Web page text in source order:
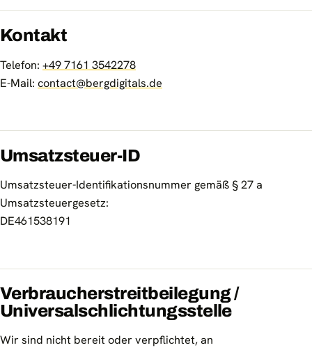
Kontakt
Telefon: +49 7161 3542278
E-Mail: contact@bergdigitals.de
Umsatzsteuer-ID
Umsatzsteuer-Identifikationsnummer gemäß § 27 a
Umsatzsteuergesetz:
DE461538191
Verbraucherstreitbeilegung /
Universalschlichtungsstelle
Wir sind nicht bereit oder verpflichtet, an